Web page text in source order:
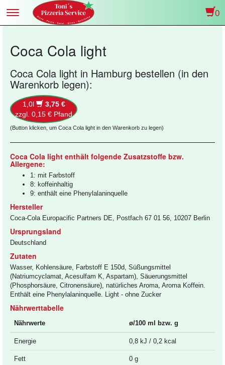
Toggle
navigation
0
Coca Cola light
Coca Cola light in Hamburg bestellen (in den
Warenkorb legen):
1,0l
3,75 €
zzgl. 0,15 € Pfand
(Button klicken, um Coca Cola light in den Warenkorb zu legen)
Coca Cola light enthält folgende Zusatzstoffe bzw.
Allergene:
1: mit Farbstoff
8: koffeinhaltig
9: enthält eine Phenylalaninquelle
Hersteller
Coca-Cola Europacific Partners DE, Postfach 67 01 56, 10207 Berlin
Ursprungsland
Deutschland
Zutaten
Wasser, Kohlensäure, Farbstoff E 150d, Süßungsmittel
(Natriumcyclamat, Acesulfam K, Aspartam), Säuerungsmittel
(Phosphorsäure, Citronensäure), natürliches Aroma, Aroma Koffein.
Enthält eine Phenylalaninquelle. Light - ohne Zucker
Nährwerttabelle
Nährwerte ø/100 ml bzw. g
Energie 0,8 kJ / 0,2 kcal
Fett 0 g